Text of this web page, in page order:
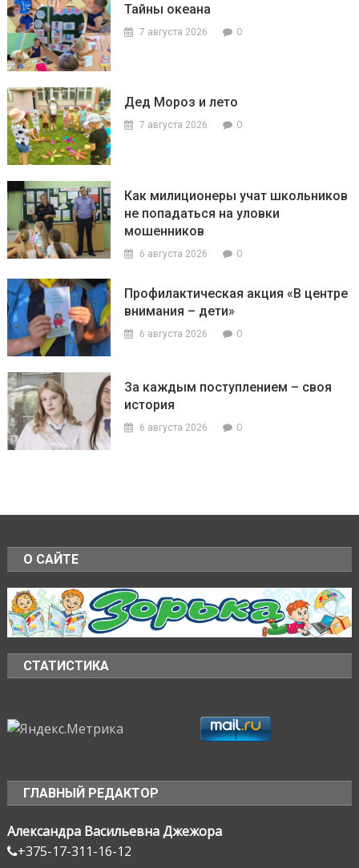
Тайны океана
7 августа 2026 0
Дед Мороз и лето
7 августа 2026 0
Как милиционеры учат школьников
не попадаться на уловки
мошенников
6 августа 2026 0
Профилактическая акция «В центре
внимания – дети»
6 августа 2026 0
За каждым поступлением – своя
история
6 августа 2026 0
О САЙТЕ
СТАТИСТИКА
ГЛАВНЫЙ РЕДАКТОР
Александра Васильевна Джежора
+375-17-311-16-12